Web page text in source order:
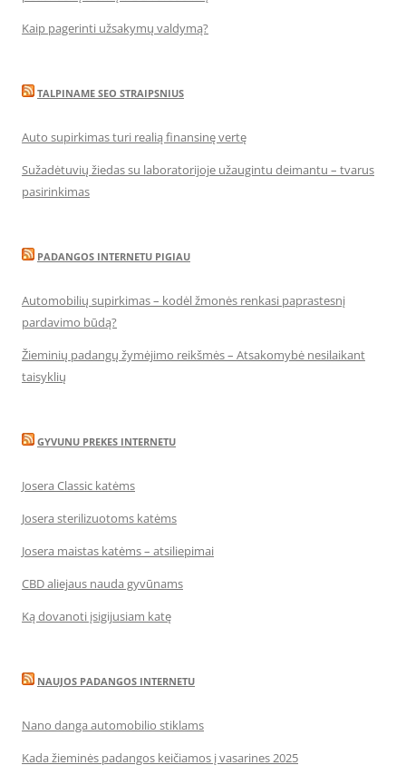
Kaip pagerinti užsakymų valdymą?
TALPINAME SEO STRAIPSNIUS
Auto supirkimas turi realią finansinę vertę
Sužadėtuvių žiedas su laboratorijoje užaugintu deimantu – tvarus
pasirinkimas
PADANGOS INTERNETU PIGIAU
Automobilių supirkimas – kodėl žmonės renkasi paprastesnį
pardavimo būdą?
Žieminių padangų žymėjimo reikšmės – Atsakomybė nesilaikant
taisyklių
GYVUNU PREKES INTERNETU
Josera Classic katėms
Josera sterilizuotoms katėms
Josera maistas katėms – atsiliepimai
CBD aliejaus nauda gyvūnams
Ką dovanoti įsigijusiam katę
NAUJOS PADANGOS INTERNETU
Nano danga automobilio stiklams
Kada žieminės padangos keičiamos į vasarines 2025